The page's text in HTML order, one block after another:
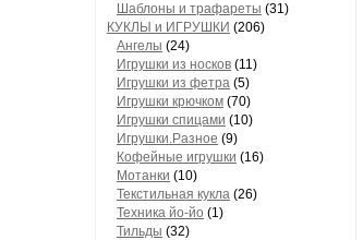
Шаблоны и трафареты (31)
КУКЛЫ и ИГРУШКИ (206)
Ангелы (24)
Игрушки из носков (11)
Игрушки из фетра (5)
Игрушки крючком (70)
Игрушки спицами (10)
Игрушки.Разное (9)
Кофейные игрушки (16)
Мотанки (10)
Текстильная кукла (26)
Техника йо-йо (1)
Тильды (32)